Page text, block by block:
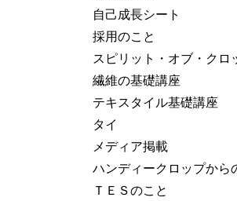
自己成長シート
採用のこと
スピリット・オブ・クロ
繊維の基礎講座
テキスタイル基礎講座
タイ
メディア掲載
ハンディークロップから
ＴＥＳのこと